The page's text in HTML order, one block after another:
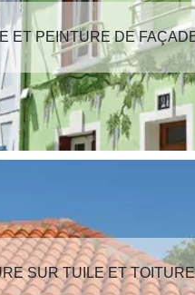
ET PEINTURE DE
SUR TUILE ET